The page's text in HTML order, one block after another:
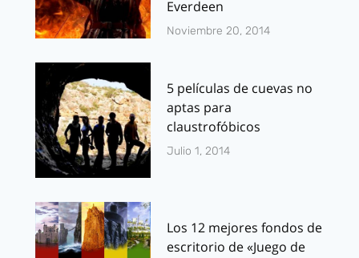
Everdeen
Noviembre 20, 2014
5 películas de cuevas no
aptas para
claustrofóbicos
Julio 1, 2014
Los 12 mejores fondos de
escritorio de «Juego de